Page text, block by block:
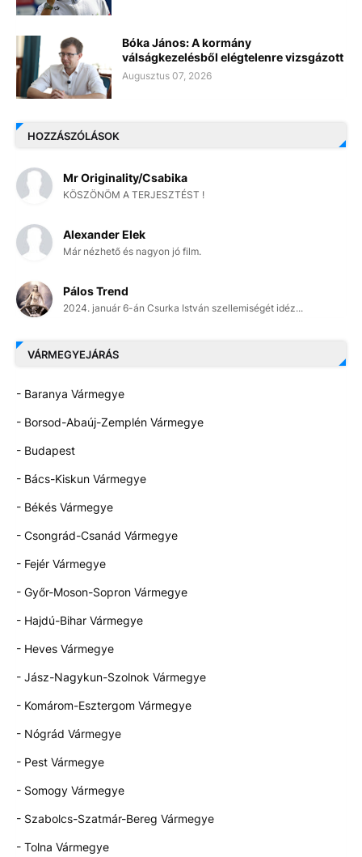
Bóka János: A kormány
válságkezelésből elégtelenre vizsgázott
Augusztus 07, 2026
HOZZÁSZÓLÁSOK
Mr Originality/Csabika
KÖSZÖNÖM A TERJESZTÉST !
Alexander Elek
Már nézhető és nagyon jó film.
Pálos Trend
2024. január 6-án Csurka István szellemiségét idéz...
VÁRMEGYEJÁRÁS
- Baranya Vármegye
- Borsod-Abaúj-Zemplén Vármegye
- Budapest
- Bács-Kiskun Vármegye
- Békés Vármegye
- Csongrád-Csanád Vármegye
- Fejér Vármegye
- Győr-Moson-Sopron Vármegye
- Hajdú-Bihar Vármegye
- Heves Vármegye
- Jász-Nagykun-Szolnok Vármegye
- Komárom-Esztergom Vármegye
- Nógrád Vármegye
- Pest Vármegye
- Somogy Vármegye
- Szabolcs-Szatmár-Bereg Vármegye
- Tolna Vármegye